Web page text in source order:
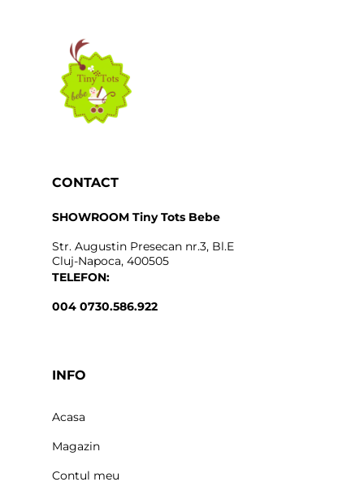
CONTACT
SHOWROOM Tiny Tots Bebe
Str. Augustin Presecan nr.3, Bl.E
Cluj-Napoca, 400505
TELEFON:
004 0730.586.922
INFO
Acasa
Magazin
Contul meu